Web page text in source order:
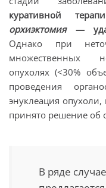
куративной
орхиэктомия—
Однако при
множественных
опухолях (<30%
проведения
энуклеация
принято решение об
В ряде